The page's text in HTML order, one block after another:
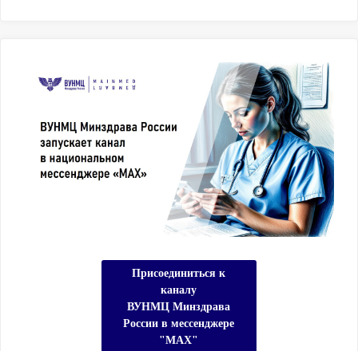
Присоединиться к
каналу
ВУНМЦ Минздрава
России в мессенджере
"МАХ"